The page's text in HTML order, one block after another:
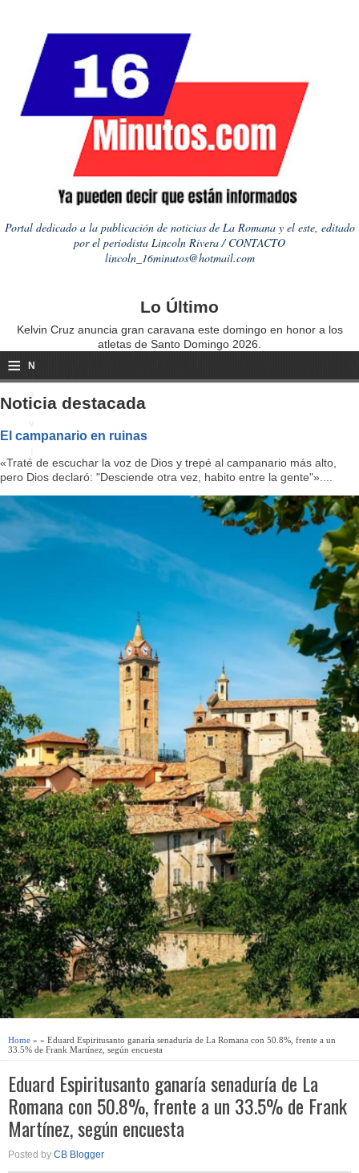
Portal dedicado a la publicación de noticias de La Romana y el este, editado
por el periodista Lincoln Rivera / CONTACTO
lincoln_16minutos@hotmail.com
Lo Último
Kelvin Cruz anuncia gran caravana este domingo en honor a los
atletas de Santo Domingo 2026.
≡ N
a
g
a
ti
Noticia destacada
El campanario en ruinas
«Traté de escuchar la voz de Dios y trepé al campanario más alto,
pero Dios declaró: "Desciende otra vez, habito entre la gente"»....
Home » » Eduard Espiritusanto ganaría senaduría de La Romana con 50.8%, frente a un
33.5% de Frank Martínez, según encuesta
Eduard Espiritusanto ganaría senaduría de La
Romana con 50.8%, frente a un 33.5% de Frank
Martínez, según encuesta
Posted by CB Blogger